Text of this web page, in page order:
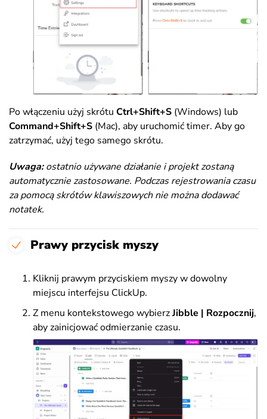
Po włączeniu użyj skrótu Ctrl+Shift+S (Windows) lub
Command+Shift+S (Mac), aby uruchomić timer. Aby go
zatrzymać, użyj tego samego skrótu.
Uwaga:ostatnio używane działanie i projekt zostaną
automatycznie zastosowane. Podczas rejestrowania czasu
za pomocą skrótów klawiszowych nie można dodawać
notatek.
Prawy przycisk myszy
Kliknij prawym przyciskiem myszy w dowolny
miejscu interfejsu ClickUp.
Z menu kontekstowego wybierzJibble | Rozpocznij,
aby zainicjować odmierzanie czasu.